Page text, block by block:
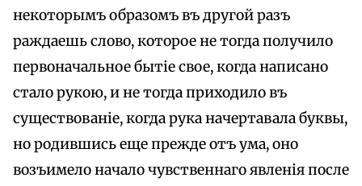
некоторымъ образомъ въ другой разъ
раждаешь слово, которое не тогда получило
первоначальное бытіе свое, когда написано
стало рукою, и не тогда приходило въ
существованіе, когда рука начертавала буквы,
но родившись еще прежде отъ ума, оно
возъимело начало чувственнаго явленія после